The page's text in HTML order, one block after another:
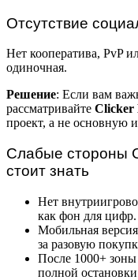
Отсутствие
Нет кооператива, PvP
одиночная.
Решение: Если вам
рассматривайте Clicker
проект, а не основную
Слабые стороны
стоит знать
Нет
как фон для цифр.
Мобильная
за разовую
После 1000+ зоны
полной